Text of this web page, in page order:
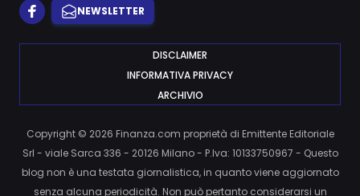
NEWSLETTER
DISCLAIMER
INFORMATIVA PRIVACY
ARCHIVIO
Copyright © 2026 Finanza.com proprietà di Emittente Editoriale
Srl - viale Sarca 336 - 20126 Milano - P.Iva: 10133750967 - Questo
blog non è una testata giornalistica, in quanto viene aggiornato
senza alcuna periodicità. Non può pertanto considerarsi un